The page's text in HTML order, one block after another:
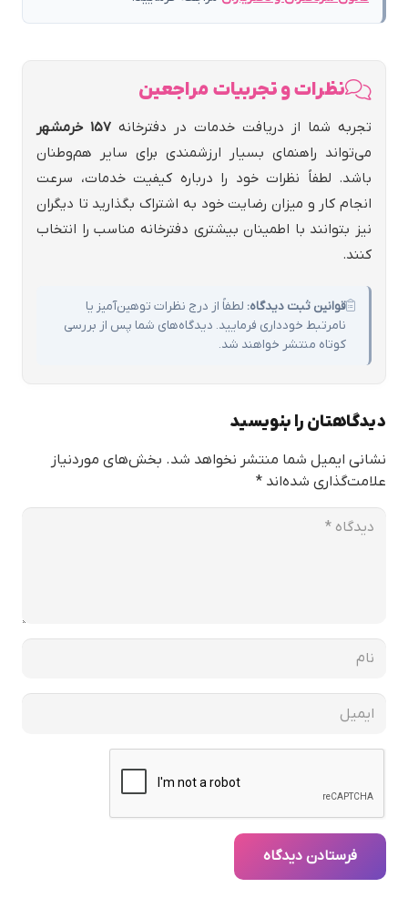
نظرات و تجربیات مراجعین
تجربه شما از دریافت خدمات در دفترخانه 157 خرمشهر
می‌تواند راهنمای بسیار ارزشمندی برای سایر هم‌وطنان
باشد. لطفاً نظرات خود را درباره کیفیت خدمات، سرعت
انجام کار و میزان رضایت خود به اشتراک بگذارید تا دیگران
نیز بتوانند با اطمینان بیشتری دفترخانه مناسب را انتخاب
کنند.
قوانین ثبت دیدگاه: لطفاً از درج نظرات توهین‌آمیز یا
نامرتبط خودداری فرمایید. دیدگاه‌های شما پس از بررسی
کوتاه منتشر خواهند شد.
دیدگاهتان را بنویسید
نشانی ایمیل شما منتشر نخواهد شد. بخش‌های موردنیاز
علامت‌گذاری شده‌اند *
فرستادن دیدگاه